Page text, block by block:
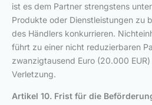
ist es dem Partner strengstens
Produkte oder Dienstleistungen zu
des Händlers konkurrieren.
führt zu einer nicht reduzierbaren
zwanzigtausend Euro (20.000
Verletzung.
Artikel 10. Frist für die